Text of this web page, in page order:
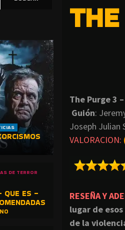
The Purge 3
Guión:
Joseph Julian
VALORACION:
RESEÑA Y
lugar de
de la
DE TERROR
QUE ES –